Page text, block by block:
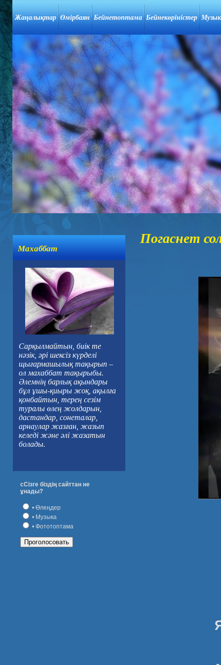
Жаңалықтар Өмірбаян Бейнетоптама Бейнекөріністер
Махаббат
Сарқылмайтын, биік те
нәзік, әрі шексіз күрделі
щығармашылық тақырып –
ол махаббат тақырыбы.
Әлемнің барлық ақындары
бұл ұшы-қиыры жоқ, ақылға
қонбайтын, терең сезім
туралы өлең жолдарын,
дастандар, сонеталар,
арнаулар жазған, жазып
келеді және әлі жазатын
болады.
сСізге біздің сайттан не
ұнады?
• Өлеңдер
• Музыка
• Фототоптама
Погаснет